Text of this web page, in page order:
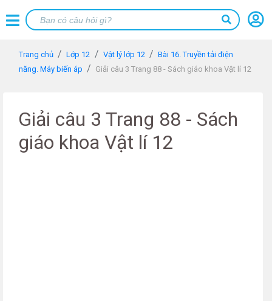
Trang chủ Lớp 12 Vật lý lớp 12
Bài 16. Truyền tải điện
năng. Máy biến áp
Giải câu 3 Trang 88 - Sách giáo khoa Vật lí 12
Giải câu 3 Trang 88 - Sách
giáo khoa Vật lí 12